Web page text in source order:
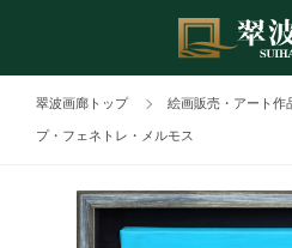
翠波画廊トップ 絵画販売・アート作
プ・フェネトレ・メルモス